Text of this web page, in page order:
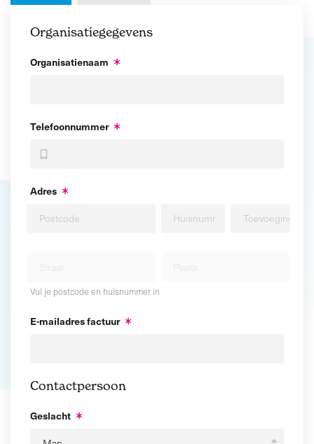
Organisatiegegevens
Organisatienaam
Telefoonnummer
Adres
Vul je postcode en huisnummer in
E-mailadres factuur
Contactpersoon
Geslacht